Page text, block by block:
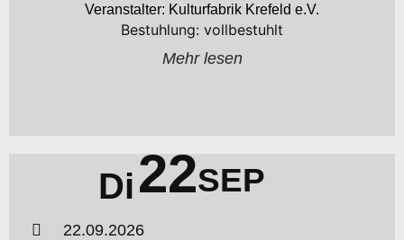
Kulturfabrik Krefeld e.V.
Bestuhlung: vollbestuhlt
Mehr lesen
Di22SEP
22.09.2026